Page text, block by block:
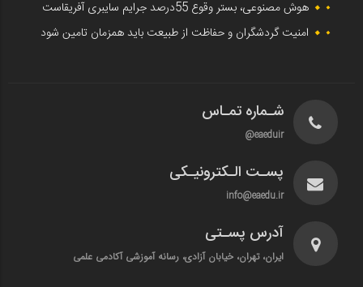
هوش مصنوعی، بستر وقوع 55درصد جرایم سایبری آفریقاست
امنیت گردشگران و حفاظت از طبیعت باید همزمان تامین شود
شـماره تمـاس
eaeduir@
پسـت الـکترونیـکی
info@eaedu.ir
آدرس پسـتی
ایران، تهران، خیابان آزادی، رسانه آموزشی آکادمی علمی